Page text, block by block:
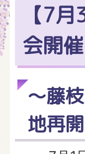
【7
会開催
～藤
地再